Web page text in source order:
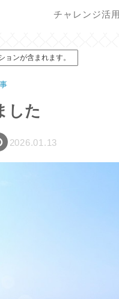
チャレンジ活
ンが含まれます。
した
2026.01.13